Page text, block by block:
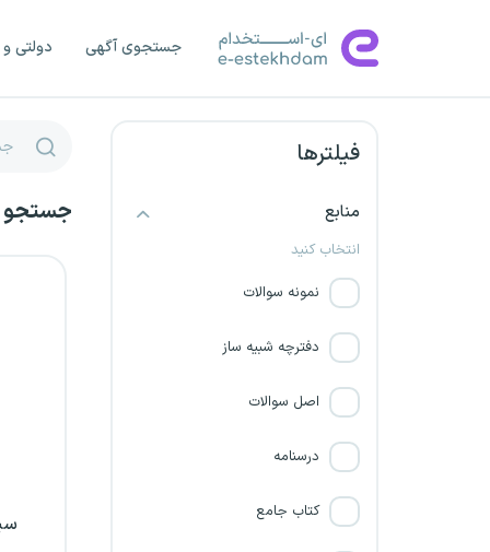
جستجوی آگهی دولتی
فیلترها
منابع
انتخاب کنید
نمونه سوالات
دفترچه شبیه ساز
اصل سوالات
درسنامه
کتاب جامع
جستجو